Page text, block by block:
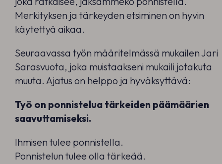
Merkityksen ja tärkeyden etsiminen on hyvin
käytettyä aikaa.
Seuraavassa työn määritelmässä mukailen Jari
Sarasvuota, joka muistaakseni mukaili jotakuta
muuta. Ajatus on helppo ja hyväksyttävä:
Työ on ponnistelua tärkeiden päämäärien
saavuttamiseksi.
Ihmisen tulee ponnistella.
Ponnistelun tulee olla tärkeää.